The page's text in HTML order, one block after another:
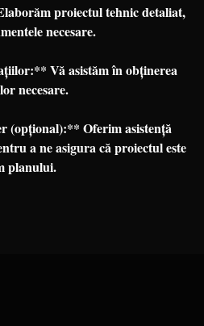
proiectul tehnic detaliat,
necesare.
Vă asistăm în obținerea
necesare.
(opțional):** Oferim asistență
a ne asigura că proiectul este
planului.